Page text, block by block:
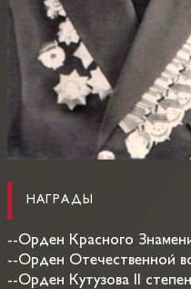
НАГРАДЫ
--Орден Красного
--Орден Отечественной
--Орден Кутузова II